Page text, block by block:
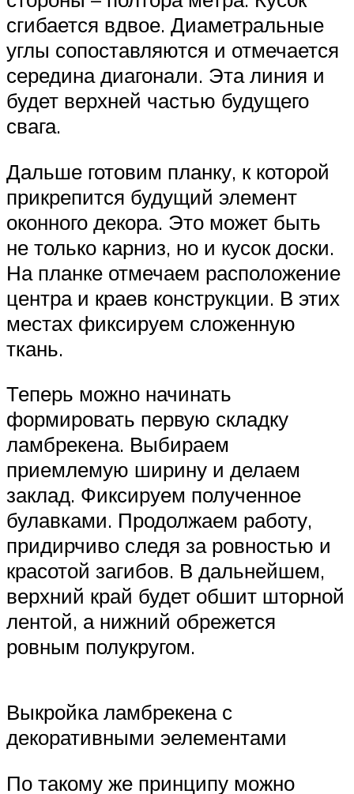
сгибается вдвое. Диаметральные
углы сопоставляются и отмечается
середина диагонали. Эта линия и
будет верхней частью будущего
свага.
Дальше готовим планку, к которой
прикрепится будущий элемент
оконного декора. Это может быть
не только карниз, но и кусок доски.
На планке отмечаем расположение
центра и краев конструкции. В этих
местах фиксируем сложенную
ткань.
Теперь можно начинать
формировать первую складку
ламбрекена. Выбираем
приемлемую ширину и делаем
заклад. Фиксируем полученное
булавками. Продолжаем работу,
придирчиво следя за ровностью и
красотой загибов. В дальнейшем,
верхний край будет обшит шторной
лентой, а нижний обрежется
ровным полукругом.
Выкройка ламбрекена с
декоративными эелементами
По такому же принципу можно